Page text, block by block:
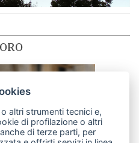
altri strumenti tecnici e,
di profilazione o altri
di terze parti, per